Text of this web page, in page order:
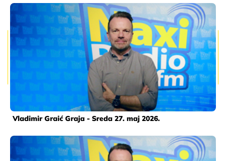
Vladimir Graić Graja - Sreda 27. maj 2026.